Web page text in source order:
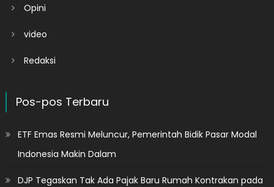
Opini
video
Redaksi
Pos-pos Terbaru
ETF Emas Resmi Meluncur, Pemerintah Bidik Pasar Modal
Indonesia Makin Dalam
DJP Tegaskan Tak Ada Pajak Baru Rumah Kontrakan pada